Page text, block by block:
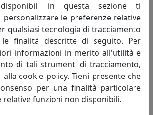
A 7 LUCI NOTE 1140/7-GR GRIGIO
342,00 €
in questa sezione ti
le preferenze relative
qualsiasi tecnologia di tracciamento
finalità descritte di seguito. Per
informazioni in merito all'utilità e
di tali strumenti di tracciamento,
cookie policy. Tieni presente che
per una finalità particolare
relative funzioni non disponibili.